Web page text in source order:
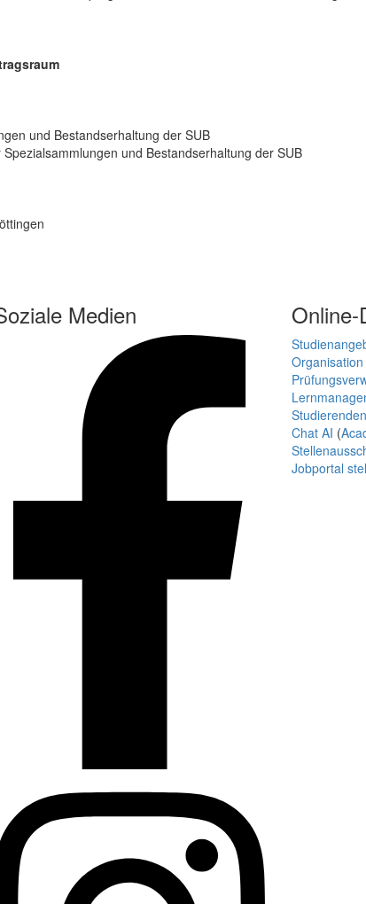
und Bestandserhaltung der SUB
und Bestandserhaltung der SUB
Medien
Chat AI (
Jobportal